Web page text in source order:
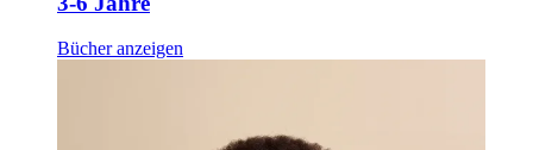
Bücher anzeigen